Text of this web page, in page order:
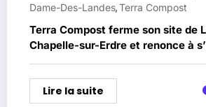
Dame-Des-Landes,Terra Compost
Terra Compost ferme son site de
Chapelle-sur-Erdre et renonce à
Notre-Dame-des-Landes
Lire la suite